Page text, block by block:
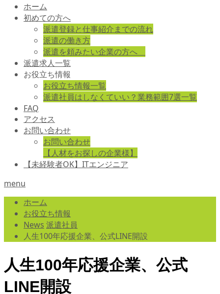
ホーム
初めての方へ
派遣登録と仕事紹介までの流れ
派遣の働き方
派遣を頼みたい企業の方へ
派遣求人一覧
お役立ち情報
お役立ち情報一覧
派遣社員はしなくていい？業務範囲7選一覧
FAQ
アクセス
お問い合わせ
お問い合わせ
【人材をお探しの企業様】
【未経験者OK】ITエンジニア
menu
ホーム
お役立ち情報
News 派遣社員
人生100年応援企業、公式LINE開設
人生100年応援企業、公式
LINE開設